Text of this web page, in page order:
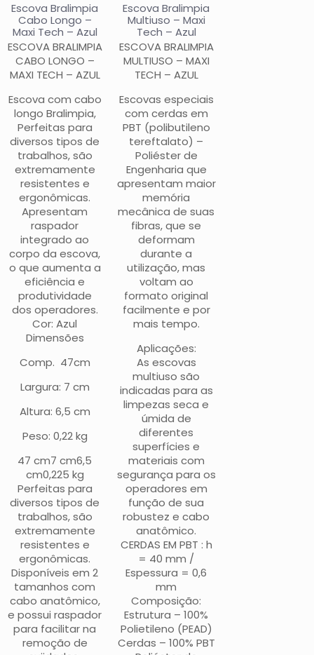
Escova Bralimpia
Cabo Longo –
Maxi Tech – Azul
ESCOVA BRALIMPIA
CABO LONGO –
MAXI TECH – AZUL
Escova com cabo
longo Bralimpia,
Perfeitas para
diversos tipos de
trabalhos, são
extremamente
resistentes e
ergonômicas.
Apresentam
raspador
integrado ao
corpo da escova,
o que aumenta a
eficiência e
produtividade
dos operadores.
Cor: Azul
Dimensões
Comp. 47cm
Largura: 7 cm
Altura: 6,5 cm
Peso: 0,22 kg
47 cm7 cm6,5
cm0,225 kg
Perfeitas para
diversos tipos de
trabalhos, são
extremamente
resistentes e
ergonômicas.
Disponíveis em 2
tamanhos com
cabo anatômico,
e possui raspador
para facilitar na
remoção de
Escova Bralimpia
Multiuso – Maxi
Tech – Azul
ESCOVA BRALIMPIA
MULTIUSO – MAXI
TECH – AZUL
Escovas especiais
com cerdas em
PBT (polibutileno
tereftalato) –
Poliéster de
Engenharia que
apresentam maior
memória
mecânica de suas
fibras, que se
deformam
durante a
utilização, mas
voltam ao
formato original
facilmente e por
mais tempo.
Aplicações:
As escovas
multiuso são
indicadas para as
limpezas seca e
úmida de
diferentes
superfícies e
materiais com
segurança para os
operadores em
função de sua
robustez e cabo
anatômico.
CERDAS EM PBT : h
= 40 mm /
Espessura = 0,6
mm
Composição:
Estrutura – 100%
Polietileno (PEAD)
Cerdas – 100% PBT